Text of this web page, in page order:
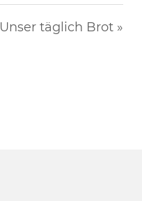
Unser täglich Brot »